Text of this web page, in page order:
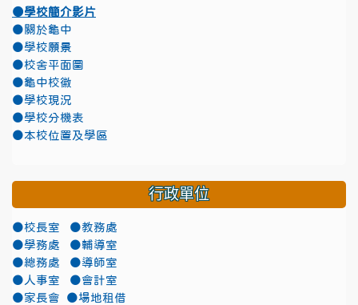
●學校簡介影片
●關於龜中
●學校願景
●校舍平面圖
●龜中校徽
●學校現況
●學校分機表
●本校位置及學區
行政單位
●校長室
●教務處
●學務處
●輔導室
●總務處
●導師室
●人事室
●會計室
●家長會
●場地租借